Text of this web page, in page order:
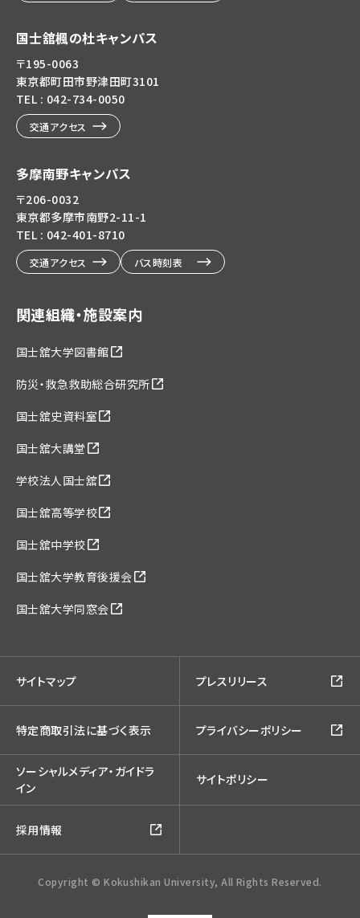
国士舘楓の杜キャンパス
〒195-0063
東京都町田市野津田町3101
TEL : 042-734-0050
交通アクセス
多摩南野キャンパス
〒206-0032
東京都多摩市南野2-11-1
TEL : 042-401-8710
交通アクセス バス時刻表
関連組織・施設案内
国士舘大学図書館
防災・救急救助総合研究所
国士舘史資料室
国士舘大講堂
学校法人国士舘
国士舘高等学校
国士舘中学校
国士舘大学教育後援会
国士舘大学同窓会
サイトマップ プレスリリース
特定商取引法に基づく表示 プライバシーポリシー
ソーシャルメディア・ガイドラ
イン
サイトポリシー
採用情報
Copyright © Kokushikan University, All Rights Reserved.